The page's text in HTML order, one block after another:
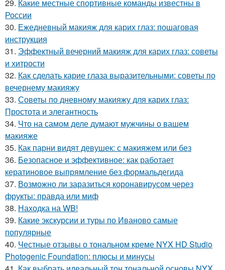
29. Какие местные спортивные команды известны в
России
30. Ежедневный макияж для карих глаз: пошаговая
инструкция
31. Эффектный вечерний макияж для карих глаз: советы
и хитрости
32. Как сделать карие глаза выразительными: советы по
вечернему макияжу
33. Советы по дневному макияжу для карих глаз:
Простота и элегантность
34. Что на самом деле думают мужчины о вашем
макияже
35. Как парни видят девушек: с макияжем или без
36. Безопасное и эффективное: как работает
кератиновое выпрямление без формальдегида
37. Возможно ли заразиться коронавирусом через
фрукты: правда или миф
38. Находка на WB!
39. Какие экскурсии и туры по Иваново самые
популярные
40. Честные отзывы о тональном креме NYX HD Studio
Photogenic Foundation: плюсы и минусы